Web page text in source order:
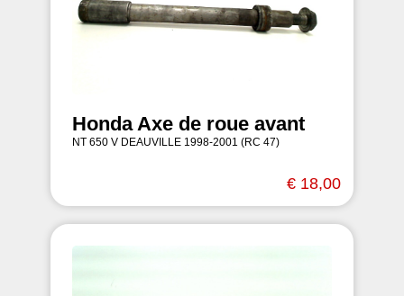
Honda Axe de roue avant
NT 650 V DEAUVILLE 1998-2001 (RC 47)
€ 18,00